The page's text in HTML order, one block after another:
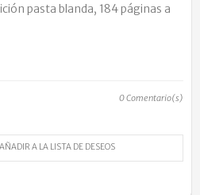
pasta blanda, 184 páginas a
0Comentario(s)
AÑADIR A LA LISTA DE DESEOS